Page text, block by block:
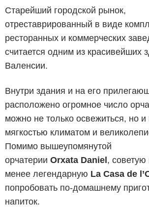
Старейший городской рынок,
отреставрированный в виде
ресторанных и коммерческих
считается одним из красивейших
Валенсии.
Внутри здания и на его
расположено огромное число
можно не только освежиться, но и
мягкостью климатом и
Помимо вышеупомянутой
орчатерии Orxata Daniel, советую
менее легендарную La Casa de
попробовать по-домашнему
напиток.